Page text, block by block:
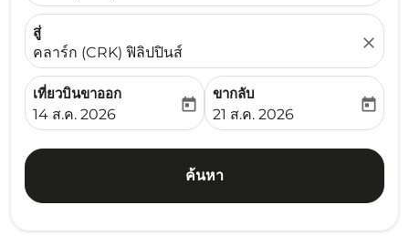
สู่
คลาร์ก (CRK) ฟิลิปปินส์
close
เที่ยวบินขาออก
fc-booking-departure-date-aria-label
14 ส.ค. 2026
today
ขากลับ
fc-booking-return-date-
21 ส.ค. 2026
today
ค้นหา